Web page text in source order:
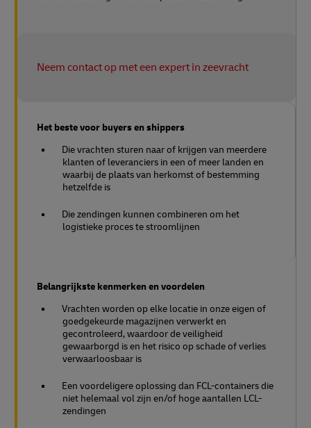
Neem contact op met een expert in zeevracht
Het beste voor buyers en shippers
Die vrachten sturen naar of krijgen van meerdere
klanten of leveranciers in een of meer landen en
waarbij de plaats van herkomst of bestemming
hetzelfde is
Die zendingen kunnen combineren om het
logistieke proces te stroomlijnen
Belangrijkste kenmerken en voordelen
Vrachten worden op elke locatie in onze eigen of
goedgekeurde magazijnen verwerkt en
gecontroleerd, waardoor de veiligheid
gewaarborgd is en het risico op schade of verlies
verwaarloosbaar is
Een voordeligere oplossing dan FCL-containers die
niet helemaal vol zijn en/of hoge aantallen LCL-
zendingen